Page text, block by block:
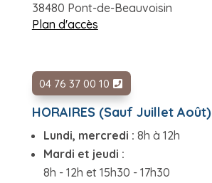
38480 Pont-de-Beauvoisin
Plan d'accès
04 76 37 00 10
HORAIRES (Sauf Juillet Août)
Lundi, mercredi : 8h à 12h
Mardi et jeudi :
8h - 12h et 15h30 - 17h30